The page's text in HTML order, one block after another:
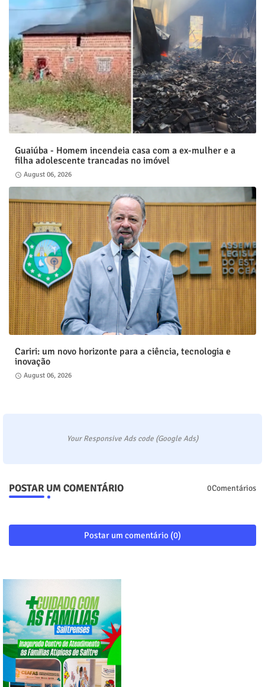
Guaiúba - Homem incendeia casa com a ex-mulher e a
filha adolescente trancadas no imóvel
August 06, 2026
Cariri: um novo horizonte para a ciência, tecnologia e
inovação
August 06, 2026
Your Responsive Ads code (Google Ads)
POSTAR UM COMENTÁRIO 0Comentários
Postar um comentário (0)